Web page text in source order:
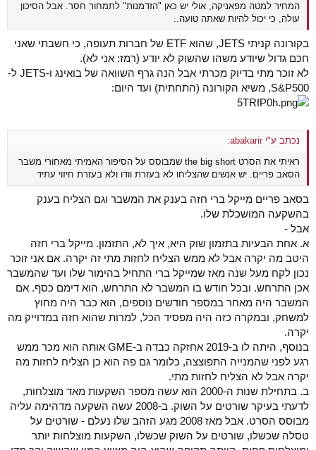
המחיר למטה מפאניקה, אולי יש כאן "הזדמנות" לתמחור חסר. אבל הסיכון
עולה, כי יכול להיות שאתה טועה..
בקורונה קניתי JETS, שהוא ETF של חברות תעופה, כי חשבתי שאני
חכם גדול שיודע משהו שהשוק לא יודע (רמז: אני לא).
לא זוכר מתי בדיוק מכרתי אבל הנה גרף השוואה של בואינג ו-JETS ל-
S&P500, משיא הקורונה (התחתית) ועד היום:
נכתב ע"י abakarir:
ראיתי את הסרט the big short שמבוסס על הסיפור האמיתי מאחורי משבר
הסאב פריים. יש אנשים שהצליחו לא בעזרת וודו ולא בעזרת חיזוי עתיד
בסאב פריים מייקל ברי חזה בענק את המשבר וגם הצליח בענק
בהשקעה המושכלת שלו.
אבל -
א. אחת הבעיות בתזמון שוק היא, איך לא, התזמון. מייקל ברי חזה
היטב מה יקרה אבל לא ממש הצליח לחזות מתי זה יקרה. אם אני זוכר
נכון לקח מעל שנה מאז שמייקל ברי התחיל בהימור שלו ועד שהמשבר
אכן התרחש. ובכל חודש בו המשבר לא התרחש, הוא דימם כסף. אם
המשבר היה מאחר במספר חודשים נוספים, הוא כבר היה מחוץ
למשחק, ובמקרה כזה היה מפסיד הכל, למרות שהוא חזה במדוייק מה
יקרה.
בנוסף, היתה לו ב-2019 אחזקה כבדה ב-GME אותה הוא מכר ממש
רגע לפני שהמנייה התפוצצה, כלומר גם פה הוא כן הצליח לחזות מה
יקרה אבל לא הצליח לחזות מתי.
ב. בתחילת שנות ה-2000 הוא עשה מספר השקעות מאד מוצלחות,
לדעתי בעיקר שורטים על השוק. ב-2008 עשה השקעה מדהימה עליה
מבוסס הסרט. אבל מאז 2008 מגע הזהב שלו נעלם - שורטים על
טסלה שכשלו, שורטים על השוק שכשלו, השקעות מוצלחות יותר